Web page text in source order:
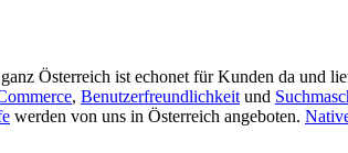
Österreich ist echonet für Kunden da und
, Benutzerfreundlichkeit und
werden von uns in Österreich angeboten.